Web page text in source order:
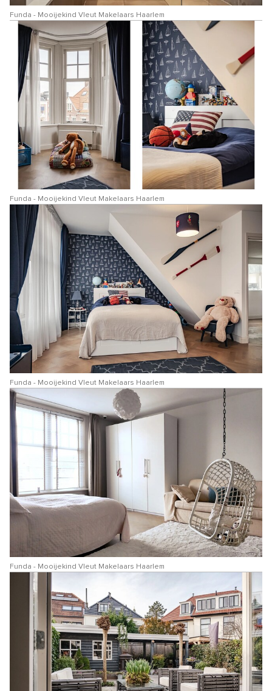
Funda - Mooijekind Vleut Makelaars Haarlem
Funda - Mooijekind Vleut Makelaars Haarlem
Funda - Mooijekind Vleut Makelaars Haarlem
Funda - Mooijekind Vleut Makelaars Haarlem